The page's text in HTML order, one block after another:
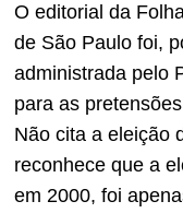
O editorial da
de São Paulo foi,
administrada pelo
para as
Não cita a eleição
reconhece que a
em 2000, foi